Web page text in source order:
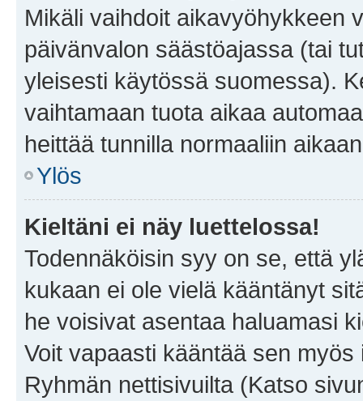
Mikäli vaihdoit aikavyöhykkeen
päivänvalon säästöajassa (tai
yleisesti käytössä suomessa).
vaihtamaan tuota aikaa
heittää tunnilla normaaliin
Ylös
Kieltäni ei näy luettelossa!
Todennäköisin syy on se, että
kukaan ei ole vielä kääntänyt
he voisivat asentaa haluamasi
Voit vapaasti kääntää sen
Ryhmän nettisivuilta (Katso